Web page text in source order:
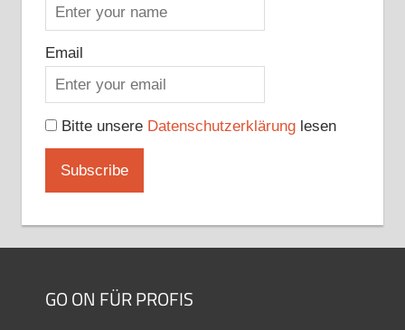
Email
Bitte unsere Datenschutzerklärunglesen
GO ON FÜR PROFIS